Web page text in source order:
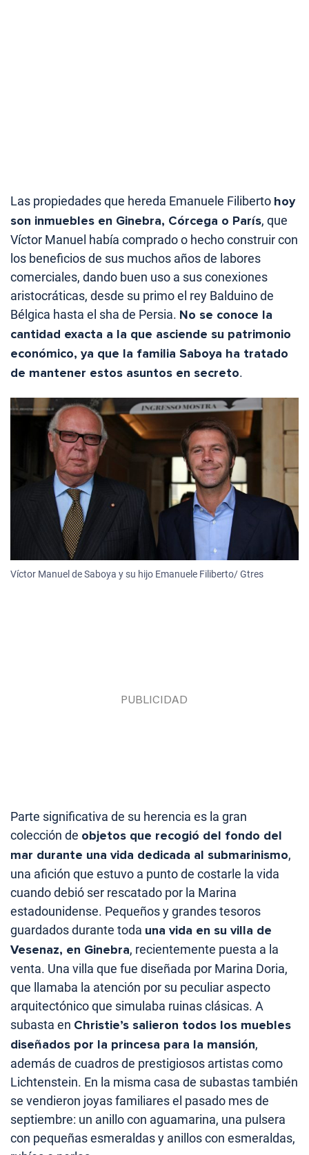
Las propiedades que hereda Emanuele Filiberto hoy
son inmuebles en Ginebra, Córcega o París, que
Víctor Manuel había comprado o hecho construir con
los beneficios de sus muchos años de labores
comerciales, dando buen uso a sus conexiones
aristocráticas, desde su primo el rey Balduino de
Bélgica hasta el sha de Persia. No se conoce la
cantidad exacta a la que asciende su patrimonio
económico, ya que la familia Saboya ha tratado
de mantener estos asuntos en secreto.
Víctor Manuel de Saboya y su hijo Emanuele Filiberto/ Gtres
Parte significativa de su herencia es la gran
colección de objetos que recogió del fondo del
mar durante una vida dedicada al submarinismo,
una afición que estuvo a punto de costarle la vida
cuando debió ser rescatado por la Marina
estadounidense. Pequeños y grandes tesoros
guardados durante toda una vida en su villa de
Vesenaz, en Ginebra, recientemente puesta a la
venta. Una villa que fue diseñada por Marina Doria,
que llamaba la atención por su peculiar aspecto
arquitectónico que simulaba ruinas clásicas. A
subasta en Christie’s salieron todos los muebles
diseñados por la princesa para la mansión,
además de cuadros de prestigiosos artistas como
Lichtenstein. En la misma casa de subastas también
se vendieron joyas familiares el pasado mes de
septiembre: un anillo con aguamarina, una pulsera
con pequeñas esmeraldas y anillos con esmeraldas,